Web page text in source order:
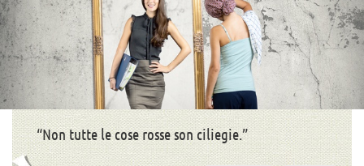
“Non tutte le cose rosse son ciliegie.”